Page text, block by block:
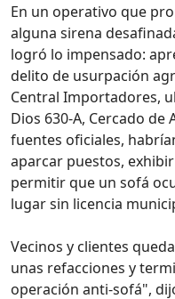
En un operativo que
alguna sirena
logró lo impensado:
delito de usurpación
Central Importadores,
Dios 630-A, Cercado
fuentes oficiales,
aparcar puestos,
permitir que un sofá
lugar sin licencia
Vecinos y clientes
unas refacciones y
operación anti-sofá",